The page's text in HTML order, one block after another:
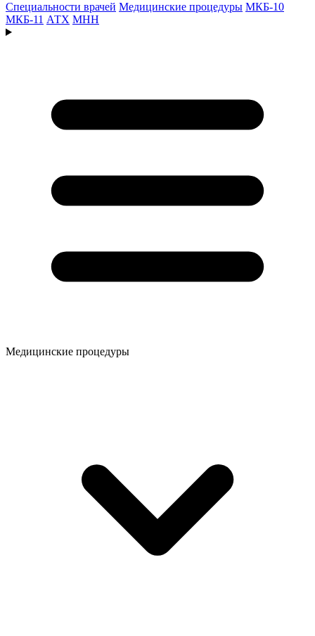
Специальности врачей Медицинские процедуры МКБ-10
МКБ-11 АТХ МНН
Медицинские процедуры